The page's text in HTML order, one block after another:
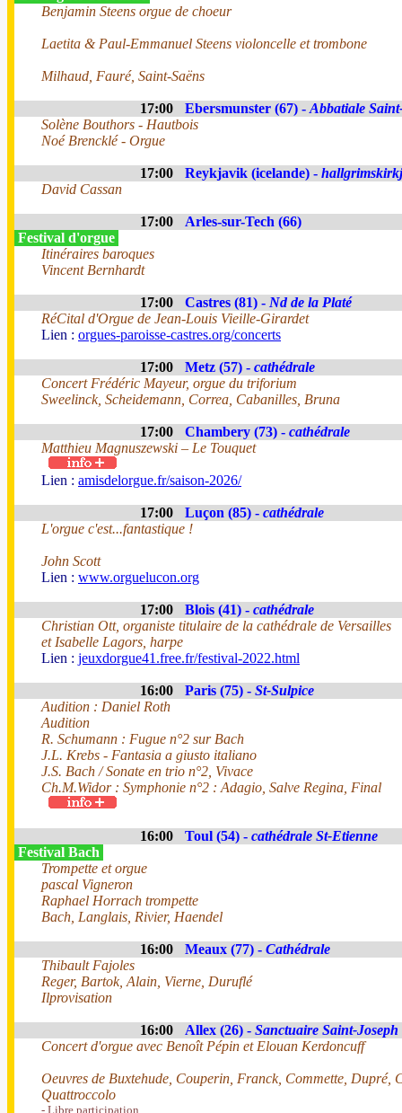
Benjamin Steens orgue de choeur
Laetita & Paul-Emmanuel Steens violoncelle et trombone
Milhaud, Fauré, Saint-Saëns
17:00 Ebersmunster (67) - Abbatiale
Solène Bouthors - Hautbois
Noé Brencklé - Orgue
17:00 Reykjavik (icelande) -
David Cassan
17:00
Arles-sur-Tech (66)
Festival d'orgue
Itinéraires baroques
Vincent Bernhardt
17:00 Castres (81) - Nd de la Platé
RéCital d'Orgue de Jean-Louis Vieille-Girardet
Lien : orgues-paroisse-castres.org/concerts
17:00 Metz (57) - cathédrale
Concert Frédéric Mayeur, orgue du triforium
Sweelinck, Scheidemann, Correa, Cabanilles, Bruna
17:00 Chambery (73) - cathédrale
Matthieu Magnuszewski – Le Touquet
Lien : amisdelorgue.fr/saison-2026/
17:00 Luçon (85) - cathédrale
L'orgue c'est...fantastique !
John Scott
Lien : www.orguelucon.org
17:00 Blois (41) - cathédrale
Christian Ott, organiste titulaire de la cathédrale de Versailles
et Isabelle Lagors, harpe
Lien : jeuxdorgue41.free.fr/festival-2022.html
16:00 Paris (75) - St-Sulpice
Audition : Daniel Roth
Audition
R. Schumann : Fugue n°2 sur Bach
J.L. Krebs - Fantasia a giusto italiano
J.S. Bach / Sonate en trio n°2, Vivace
Ch.M.Widor : Symphonie n°2 : Adagio, Salve Regina, Final
16:00 Toul (54) - cathédrale St-Etienne
Festival Bach
Trompette et orgue
pascal Vigneron
Raphael Horrach trompette
Bach, Langlais, Rivier, Haendel
16:00 Meaux (77) - Cathédrale
Thibault Fajoles
Reger, Bartok, Alain, Vierne, Duruflé
Ilprovisation
16:00 Allex (26) - Sanctuaire Saint-Joseph
Concert d'orgue avec Benoît Pépin et Elouan Kerdoncuff
Oeuvres de Buxtehude, Couperin, Franck, Commette, Dupré,
Quattroccolo
- Libre participation